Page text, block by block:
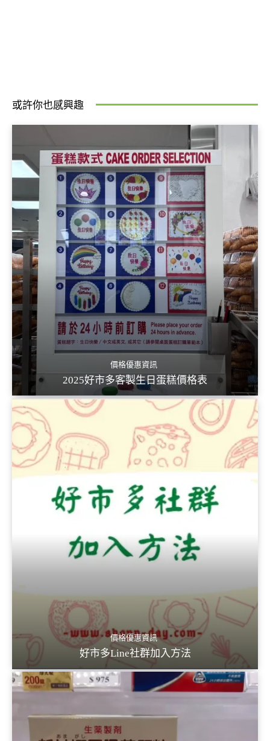
或許你也感興趣
價格優惠資訊
2025好市多客製生日蛋糕價格表
價格優惠資訊
好市多Line社群加入方法